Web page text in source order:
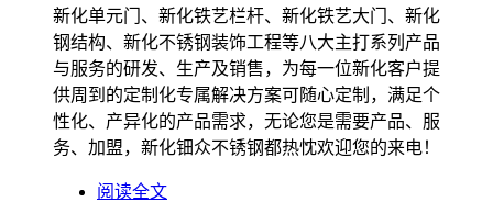
新化单元门、新化铁艺栏杆、新化铁艺大门、新化
钢结构、新化不锈钢装饰工程等八大主打系列产品
与服务的研发、生产及销售，为每一位新化客户提
供周到的定制化专属解决方案可随心定制，满足个
性化、产异化的产品需求，无论您是需要产品、服
务、加盟，新化钿众不锈钢都热忱欢迎您的来电！
阅读全文